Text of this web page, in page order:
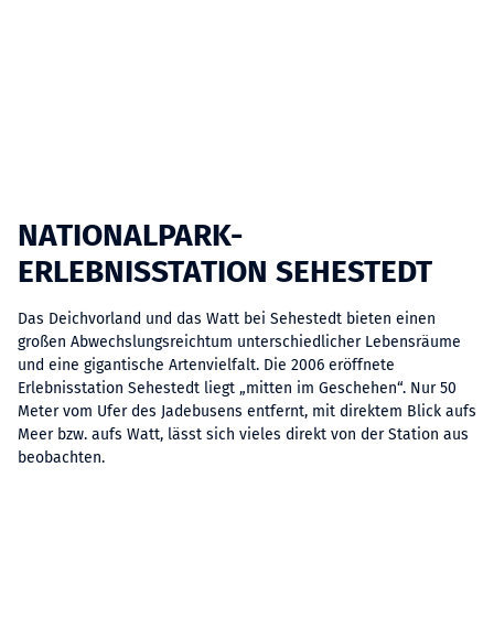
NATIONALPARK-
ERLEBNISSTATION SEHESTEDT
Das Deichvorland und das Watt bei Sehestedt bieten einen
großen Abwechslungsreichtum unterschiedlicher Lebensräume
und eine gigantische Artenvielfalt. Die 2006 eröffnete
Erlebnisstation Sehestedt liegt „mitten im Geschehen“. Nur 50
Meter vom Ufer des Jadebusens entfernt, mit direktem Blick aufs
Meer bzw. aufs Watt, lässt sich vieles direkt von der Station aus
beobachten.